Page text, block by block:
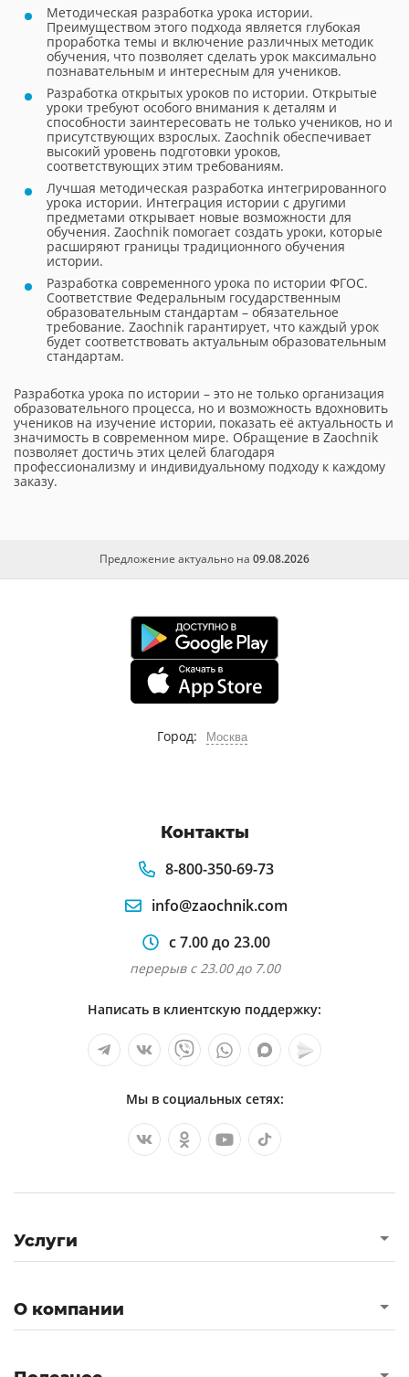
Методическая разработка урока истории.
Преимуществом этого подхода является глубокая
проработка темы и включение различных методик
обучения, что позволяет сделать урок максимально
познавательным и интересным для учеников.
Разработка открытых уроков по истории. Открытые
уроки требуют особого внимания к деталям и
способности заинтересовать не только учеников, но и
присутствующих взрослых. Zaochnik обеспечивает
высокий уровень подготовки уроков,
соответствующих этим требованиям.
Лучшая методическая разработка интегрированного
урока истории. Интеграция истории с другими
предметами открывает новые возможности для
обучения. Zaochnik помогает создать уроки, которые
расширяют границы традиционного обучения
истории.
Разработка современного урока по истории ФГОС.
Соответствие Федеральным государственным
образовательным стандартам – обязательное
требование. Zaochnik гарантирует, что каждый урок
будет соответствовать актуальным образовательным
стандартам.
Разработка урока по истории – это не только организация
образовательного процесса, но и возможность вдохновить
учеников на изучение истории, показать её актуальность и
значимость в современном мире. Обращение в Zaochnik
позволяет достичь этих целей благодаря
профессионализму и индивидуальному подходу к каждому
заказу.
Предложение актуально на 09.08.2026
Город: Москва
Контакты
8-800-350-69-73
info@zaochnik.com
с 7.00 до 23.00
перерыв с 23.00 до 7.00
Написать в клиентскую поддержку:
Мы в социальных сетях:
Услуги
О компании